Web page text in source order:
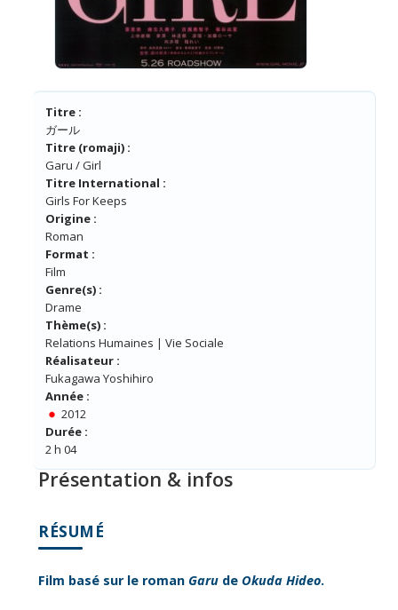
Titre :
ガール
Titre (romaji) :
Garu / Girl
Titre International :
Girls For Keeps
Origine :
Roman
Format :
Film
Genre(s) :
Drame
Thème(s) :
Relations Humaines | Vie Sociale
Réalisateur :
Fukagawa Yoshihiro
Année :
2012
Durée :
2 h 04
Présentation & infos
RÉSUMÉ
Film basé sur le roman Garu de Okuda Hideo.